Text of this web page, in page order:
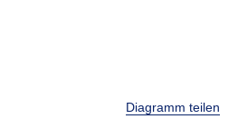
Diagramm teilen